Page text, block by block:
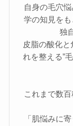
自身の毛穴
学の知見をも
独
皮脂の酸化
れを整える”
これまで数
「肌悩みに